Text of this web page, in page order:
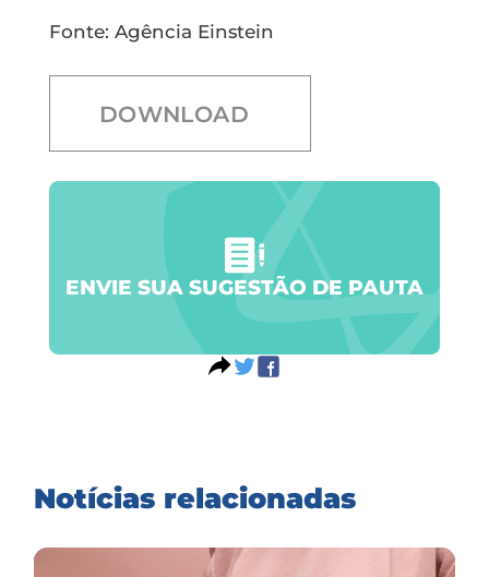
Fonte: Agência Einstein
DOWNLOAD
ENVIE SUA SUGESTÃO DE PAUTA
Notícias relacionadas